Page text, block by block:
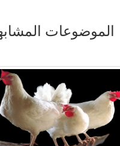
الموضوعات